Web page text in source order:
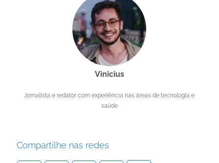
Vinicius
Jornalista e redator com experiência nas áreas de tecnologia e
saúde
Compartilhe nas redes